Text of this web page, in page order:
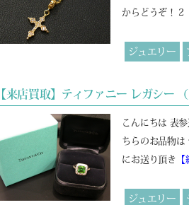
からどうぞ！ 2
ジュエリー
【来店買取】ティファニー レガシー
こんにちは 表
ちらのお品物は
にお送り頂き
ジュエリー